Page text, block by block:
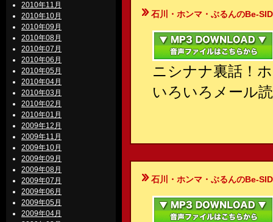
2010年11月
2010年10月
2010年09月
2010年08月
2010年07月
2010年06月
2010年05月
2010年04月
2010年03月
2010年02月
2010年01月
2009年12月
2009年11月
2009年10月
2009年09月
2009年08月
2009年07月
2009年06月
2009年05月
2009年04月
石川・ホンマ・ぶるんのBe-
ニシナナ裏話！
いろいろメール
石川・ホンマ・ぶるんのBe-